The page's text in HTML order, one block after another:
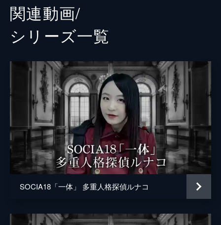
関連動画/
シリーズ⼀覧
SOCIA18「一体」 多重人格探偵ルナコ